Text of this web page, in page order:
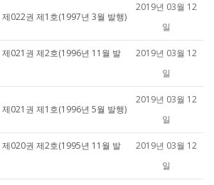
022권 제1호(1997년 3월 발행)
2019년 03월 12
일
021권 제2호(1996년 11월 발
2019년 03월 12
일
021권 제1호(1996년 5월 발행)
2019년 03월 12
일
020권 제2호(1995년 11월 발
2019년 03월 12
일